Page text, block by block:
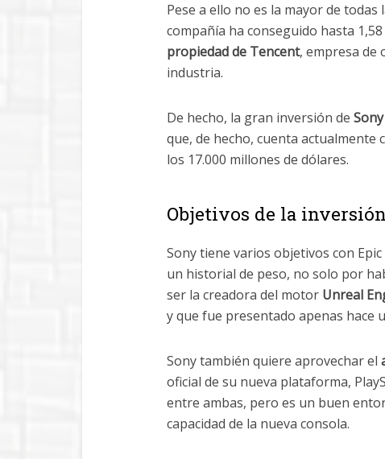
Pese a ello no es la mayor de todas
compañía ha conseguido hasta
propiedad de Tencent, empresa de
industria.
De hecho, la gran inversión de
que, de hecho, cuenta actualmente
los 17.000 millones de dólares.
Objetivos de la
Sony tiene varios objetivos con
un historial de peso, no solo por
ser la creadora del motor Unreal
y que fue presentado apenas hace
Sony también quiere aprovechar el
oficial de su nueva plataforma,
entre ambas, pero es un buen
capacidad de la nueva consola.